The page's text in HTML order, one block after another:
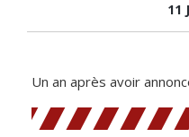
11
Un an après avoir